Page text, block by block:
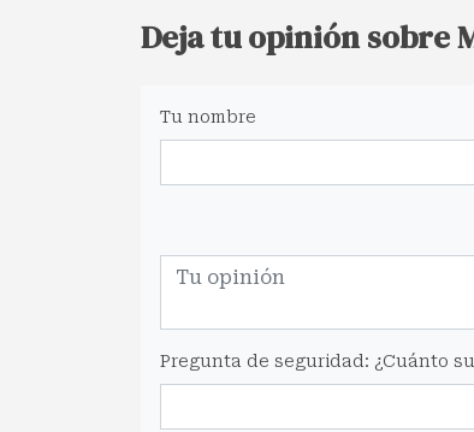
Deja tu opinión sobre
Tu nombre
Pregunta de seguridad: ¿Cuánto